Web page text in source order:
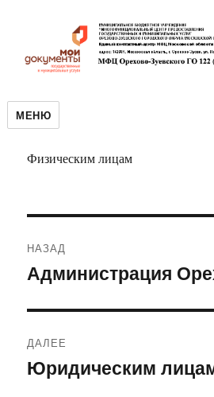
МЕНЮ
Физическим лицам
по
НАЗАД
Предыдущая
Администрация
ДАЛЕЕ
Следующая
Юридическим